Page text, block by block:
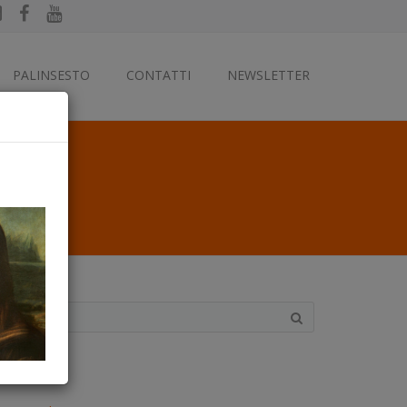
PALINSESTO CONTATTI NEWSLETTER